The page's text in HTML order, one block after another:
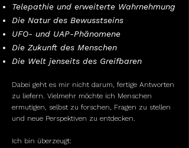
Telepathie und erweiterte Wahrnehmung
Die Natur des Bewusstseins
UFO- und UAP-Phänomene
Die Zukunft des Menschen
Die Welt jenseits des Greifbaren
Dabei geht es mir nicht darum, fertige Antworten
zu liefern. Vielmehr möchte ich Menschen
ermutigen, selbst zu forschen, Fragen zu stellen
und neue Perspektiven zu entdecken.
Ich bin überzeugt: